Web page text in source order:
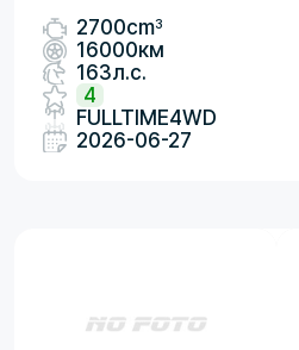
2700cm3
16000км
163л.с.
4
FULLTIME4WD
2026-06-27